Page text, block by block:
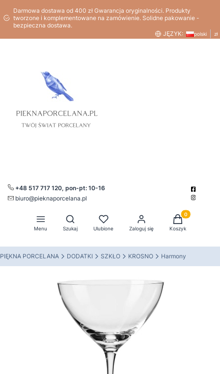
Darmowa dostawa od 400 zł Gwarancja oryginalności. Produkty
tworzone i komplementowane na zamówienie. Solidne pakowanie -
bezpieczna dostawa.
JĘZYK:
polski zł
+48 517 717 120, pon-pt: 10-16
biuro@pieknaporcelana.pl
Menu
Otwórz wyszukiwarkę
Szukaj Ulubione Zaloguj się
Produkty w
Koszyk
PIĘKNA PORCELANA DODATKI SZKŁO KROSNO Harmony